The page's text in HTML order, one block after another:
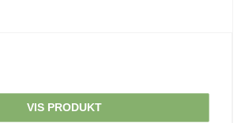
VIS PRODUKT